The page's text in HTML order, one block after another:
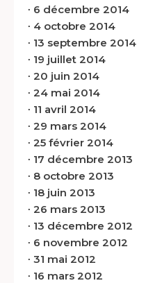
∙ 6 décembre 2014
∙ 4 octobre 2014
∙ 13 septembre 2014
∙ 19 juillet 2014
∙ 20 juin 2014
∙ 24 mai 2014
∙ 11 avril 2014
∙ 29 mars 2014
∙ 25 février 2014
∙ 17 décembre 2013
∙ 8 octobre 2013
∙ 18 juin 2013
∙ 26 mars 2013
∙ 13 décembre 2012
∙ 6 novembre 2012
∙ 31 mai 2012
∙ 16 mars 2012